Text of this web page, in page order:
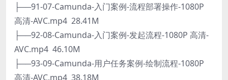
├──91-07-Camunda-入门案例-流程部署操作-1080P
高清-AVC.mp4 28.41M
├──92-08-Camunda-入门案例-发起流程-1080P 高清-
AVC.mp4 46.10M
├──93-09-Camunda-用户任务案例-绘制流程-1080P
高清-AVC.mp4 38.18M